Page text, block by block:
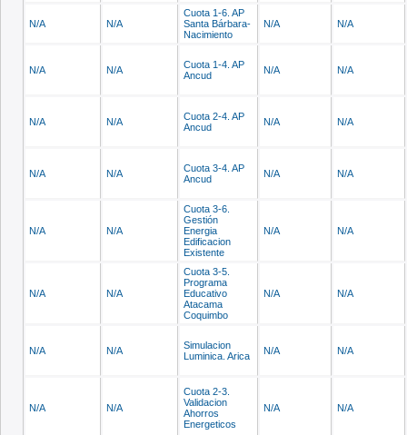
N/A N/A
Cuota 1-6. AP
Santa Bárbara-
Nacimiento
N/A N/A
N/A N/A
Cuota 1-4. AP
Ancud
N/A N/A
N/A N/A
Cuota 2-4. AP
Ancud
N/A N/A
N/A N/A
Cuota 3-4. AP
Ancud
N/A N/A
N/A N/A
Cuota 3-6.
Gestión
Energia
Edificacion
Existente
N/A N/A
N/A N/A
Cuota 3-5.
Programa
Educativo
Atacama
Coquimbo
N/A N/A
N/A N/A
Simulacion
Luminica. Arica
N/A N/A
N/A N/A
Cuota 2-3.
Validacion
Ahorros
Energeticos
N/A N/A